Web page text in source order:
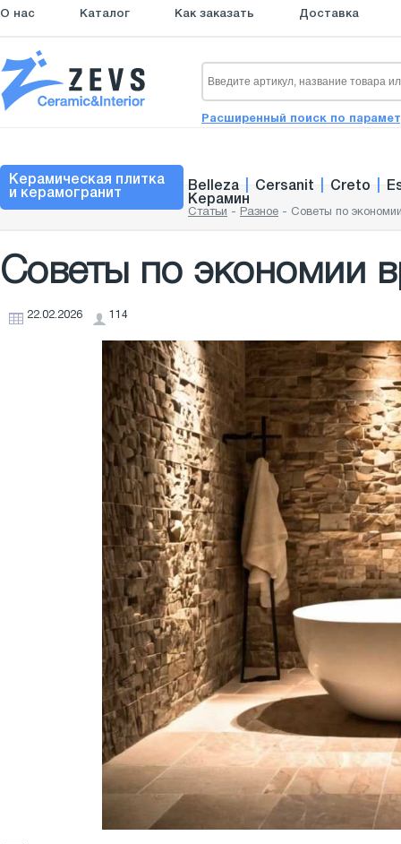
О нас Каталог Как заказать Доставка
Расширенный поиск по
Керамическая плитка
и керамогранит
Belleza Cersanit Creto
Керамин
Статьи - Разное - Советы по
Советы по экономии
22.02.2026 114